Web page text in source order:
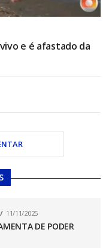
e é afastado da
11/11/2025
DE PODER